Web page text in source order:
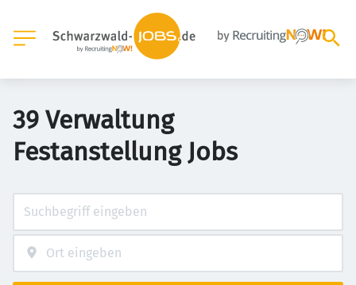
39 Verwaltung
Festanstellung Jobs